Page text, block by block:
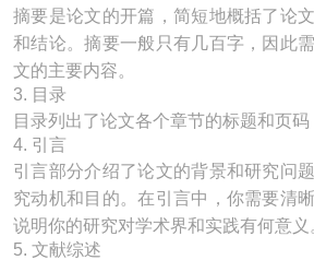
摘要是论文的开篇，简短地概括了论
和结论。摘要一般只有几百字，因此
文的主要内容。
3. 目录
目录列出了论文各个章节的标题和页码
4. 引言
引言部分介绍了论文的背景和研究问
究动机和目的。在引言中，你需要清
说明你的研究对学术界和实践有何意义
5. 文献综述